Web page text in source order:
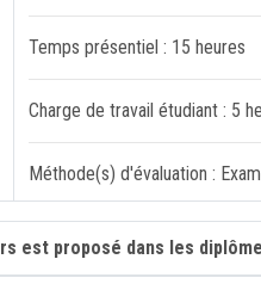
Temps présentiel : 15 heures
Charge de travail étudiant : 5
Méthode(s) d'évaluation :
est proposé dans les